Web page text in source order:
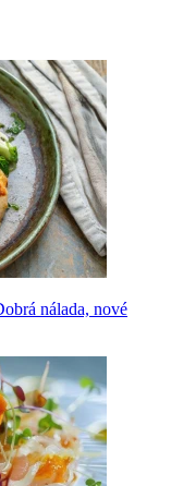
nálada, nové